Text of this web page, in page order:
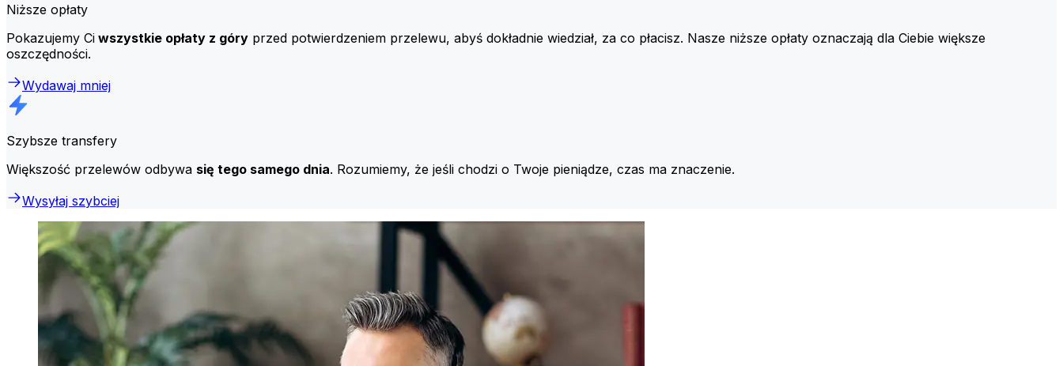
Niższe opłaty
Pokazujemy Ci wszystkie opłaty z góry przed potwierdzeniem przelewu, abyś dokładnie wiedział, za co płacisz. Nasze niższe opłaty oznaczają dla Ciebie większe
oszczędności.
Wydawaj mniej
Szybsze transfery
Większość przelewów odbywa się tego samego dnia. Rozumiemy, że jeśli chodzi o Twoje pieniądze, czas ma znaczenie.
Wysyłaj szybciej